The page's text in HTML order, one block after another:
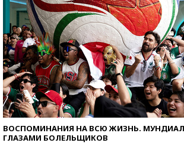
ВОСПОМИНАНИЯ НА ВСЮ ЖИЗНЬ.
ГЛАЗАМИ БОЛЕЛЬЩИКОВ